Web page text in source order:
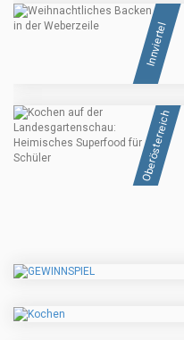
Innviertel
Oberösterreich